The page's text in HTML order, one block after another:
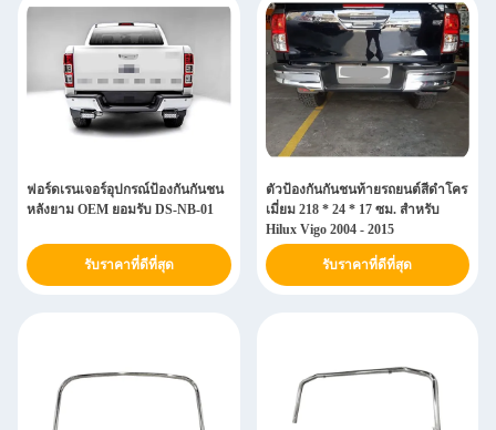
ฟอร์ดเรนเจอร์อุปกรณ์ป้องกันกันชน
หลังยาม OEM ยอมรับ DS-NB-01
รับราคาที่ดีที่สุด
ตัวป้องกันกันชนท้ายรถยนต์สีดำโคร
เมี่ยม 218 * 24 * 17 ซม. สำหรับ
Hilux Vigo 2004 - 2015
รับราคาที่ดีที่สุด